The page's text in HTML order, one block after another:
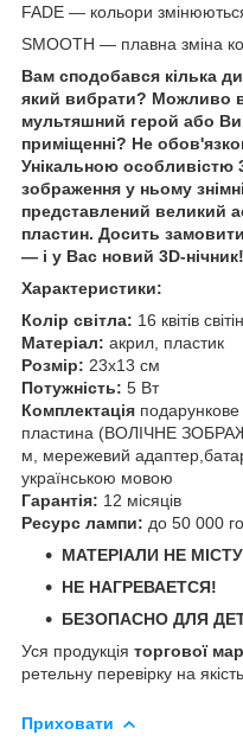
FADE — кольори
SMOOTH — плавна зміна
Вам сподобався кілька
який вибрати? Можливо
мультяшний герой або
приміщенні? Не
Унікальною особливістю
зображення у ньому
представлений великий
пластин. Досить
— і у Вас новий 3D-нічник!
Характеристики:
Колір світла: 16 квітів
Матеріал: акрил, пластик
Розмір: 23х13 см
Потужність: 5 Вт
Комплектація
пластина (ВОЛІЧНЕ
м, мережевий
українською мовою
Гарантія: 12 місяців
Ресурс лампи: до 50 000
МАТЕРІАЛИ НЕ
НЕ НАГРЕВАЕТСЯ!
БЕЗОПАСНО ДЛЯ
Уся продукція торгової
ретельну перевірку на
Приховати